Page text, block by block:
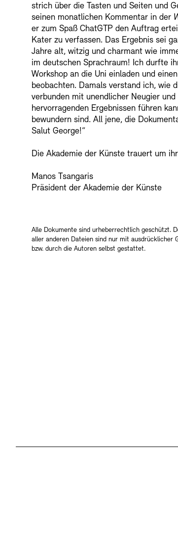
strich über die Tasten und Seiten und
seinen monatlichen Kommentar in der
er zum Spaß ChatGTP den Auftrag
Kater zu verfassen. Das Ergebnis sei
Jahre alt, witzig und charmant wie
im deutschen Sprachraum! Ich durfte
Workshop an die Uni einladen und
beobachten. Damals verstand ich, wie
verbunden mit unendlicher Neugier
hervorragenden Ergebnissen führen
bewundern sind. All jene, die
Salut George!“
Die Akademie der Künste trauert um
Manos Tsangaris
Präsident der Akademie der Künste
Alle Dokumente sind urheberrechtlich geschützt.
aller anderen Dateien sind nur mit ausdrücklicher
bzw. durch die Autoren selbst gestattet.